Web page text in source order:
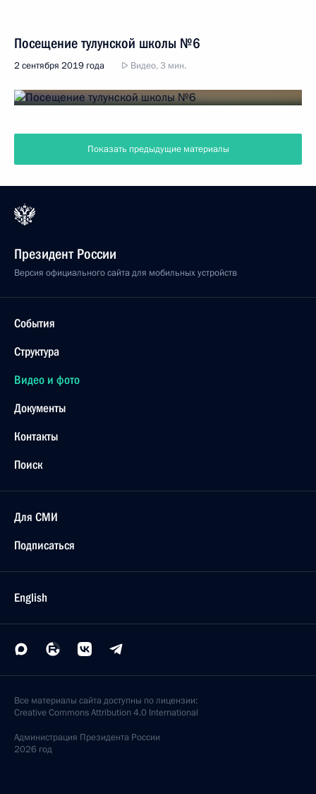
Посещение тулунской школы №6
2 сентября 2019 года Видео, 3 мин.
Показать предыдущие материалы
Президент России
Версия официального сайта для мобильных устройств
События
Структура
Видео и фото
Документы
Контакты
Поиск
Для СМИ
Подписаться
English
Все материалы сайта доступны по лицензии:
Creative Commons Attribution 4.0 International
Администрация Президента России
2026 год